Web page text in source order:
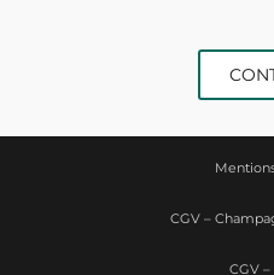
CGV –
CGV –